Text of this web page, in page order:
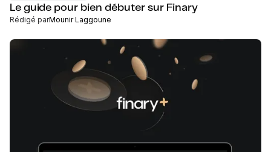
Le guide pour bien débuter sur Finary
Rédigé parMounir Laggoune